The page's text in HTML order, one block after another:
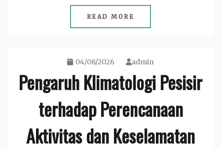
READ MORE
04/08/2026 admin
Pengaruh Klimatologi Pesisir
terhadap Perencanaan
Aktivitas dan Keselamatan